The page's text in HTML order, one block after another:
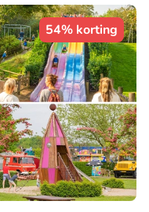
54% korting